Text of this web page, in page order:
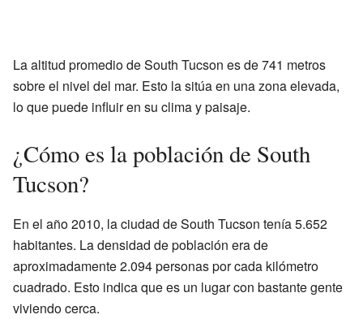
La altitud promedio de South Tucson es de 741 metros
sobre el nivel del mar. Esto la sitúa en una zona elevada,
lo que puede influir en su clima y paisaje.
¿Cómo es la población de South
Tucson?
En el año 2010, la ciudad de South Tucson tenía 5.652
habitantes. La densidad de población era de
aproximadamente 2.094 personas por cada kilómetro
cuadrado. Esto indica que es un lugar con bastante gente
viviendo cerca.